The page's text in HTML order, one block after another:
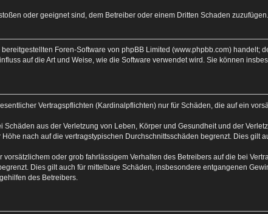
oder geeignet sind, dem Betreiber oder einem Dritten Schaden zuzufügen.
bereitgestellten Foren-Software von phpBB Limited (www.phpbb.com) handelt;
auf die Art und Weise, wie die Software verwendet wird. Sie können
Vertragspflichten (Kardinalpflichten) nur für Schäden, die auf ein
aus der Verletzung von Leben, Körper und Gesundheit und der
nach auf die vertragstypischen Durchschnittsschäden begrenzt. Dies gilt
oder grob fahrlässigem Verhalten des Betreibers auf die bei
Dies gilt auch für mittelbare Schäden, insbesondere entgangenen
des Betreibers.